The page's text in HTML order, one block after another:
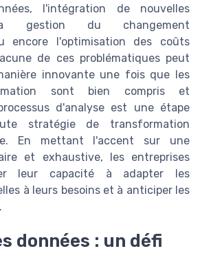
l'intégration de nouvelles
gestion du changement
encore l'optimisation des coûts
de ces problématiques peut
innovante une fois que les
sont bien compris et
d'analyse est une étape
stratégie de transformation
En mettant l'accent sur une
et exhaustive, les entreprises
leur capacité à adapter les
à leurs besoins et à anticiper les
données : un défi